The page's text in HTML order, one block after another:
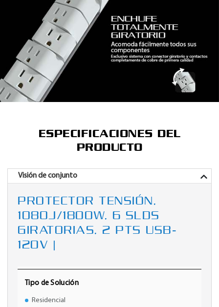
ESPECIFICACIONES DEL
PRODUCTO
Visión de conjunto
PROTECTOR TENSIÓN,
1080J/1800W, 6 SLDS
GIRATORIAS, 2 PTS USB-
120V |
Tipo de Solución
Residencial